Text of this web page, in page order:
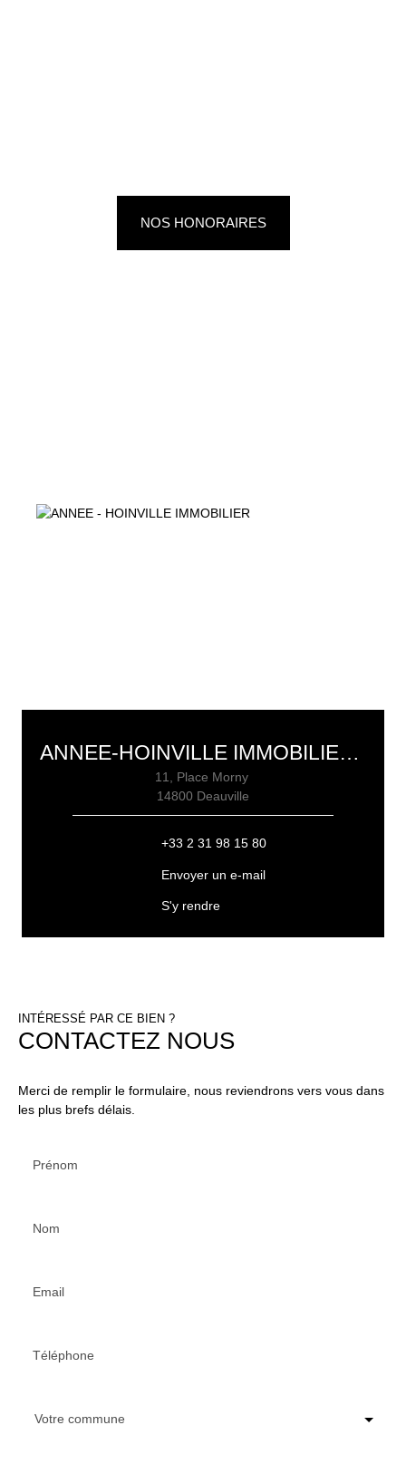
NOS HONORAIRES
ANNEE-HOINVILLE IMMOBILIER DEAUVILLE
11, Place Morny
14800 Deauville
+33 2 31 98 15 80
Envoyer un e-mail
S'y rendre
INTÉRESSÉ PAR CE BIEN ?
CONTACTEZ NOUS
Merci de remplir le formulaire, nous reviendrons vers vous dans
les plus brefs délais.
Prénom
Nom
Email
Téléphone
Votre commune